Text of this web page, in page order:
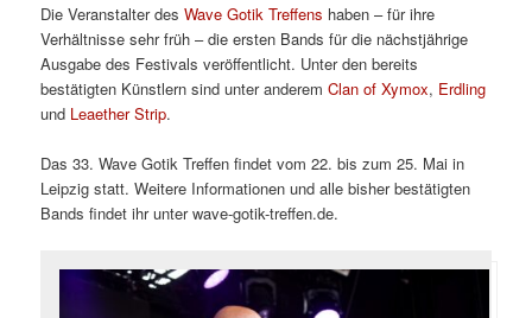
Die Veranstalter desWave Gotik Treffens haben – für ihre
Verhältnisse sehr früh – die ersten Bands für die nächstjährige
Ausgabe des Festivals veröffentlicht. Unter den bereits
bestätigten Künstlern sind unter anderemClan of Xymox, Erdling
und Leaether Strip.
Das 33. Wave Gotik Treffen findet vom 22. bis zum 25. Mai in
Leipzig statt. Weitere Informationen und alle bisher bestätigten
Bands findet ihr unter wave-gotik-treffen.de.